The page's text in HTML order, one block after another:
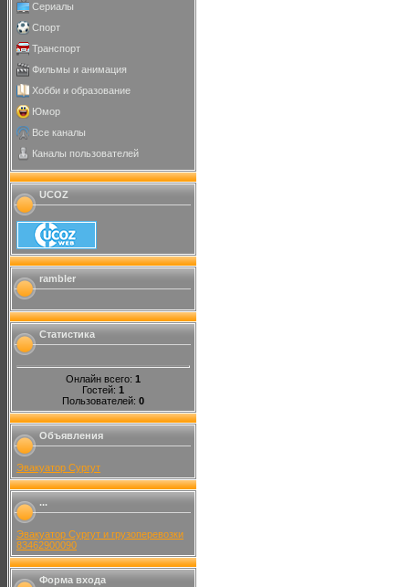
Сериалы
Спорт
Транспорт
Фильмы и анимация
Хобби и образование
Юмор
Все каналы
Каналы пользователей
UCOZ
rambler
Статистика
Онлайн всего: 1
Гостей: 1
Пользователей: 0
Объявления
Эвакуатор Сургут
...
Эвакуатор Сургут и грузоперевозки
83462900090
Форма входа